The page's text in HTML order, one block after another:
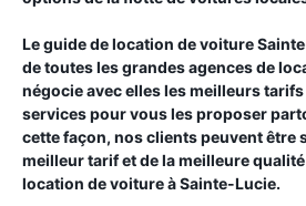
Le guide de location de voiture
de toutes les grandes agences de
négocie avec elles les meilleurs
services pour vous les proposer
cette façon, nos clients peuvent être
meilleur tarif et de la meilleure
location de voiture àSainte-Lucie.